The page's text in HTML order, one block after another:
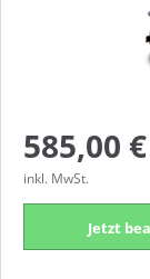
585,00
inkl. MwSt.
Jetzt